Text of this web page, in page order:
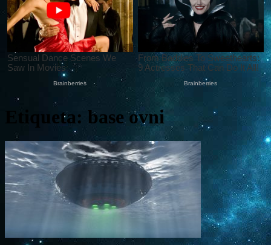
Etiqueta: base ovni